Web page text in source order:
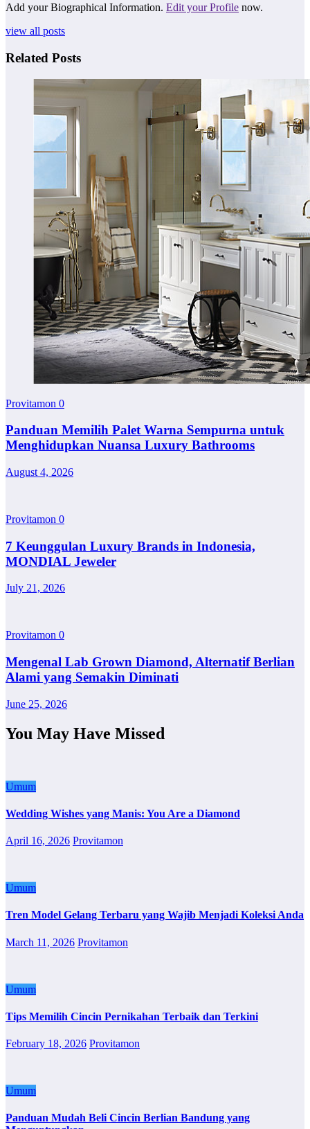
Add your Biographical Information. Edit your Profile now.
view all posts
Related Posts
Provitamon 0
Panduan Memilih Palet Warna Sempurna untuk
Menghidupkan Nuansa Luxury Bathrooms
August 4, 2026
Provitamon 0
7 Keunggulan Luxury Brands in Indonesia,
MONDIAL Jeweler
July 21, 2026
Provitamon 0
Mengenal Lab Grown Diamond, Alternatif Berlian
Alami yang Semakin Diminati
June 25, 2026
You May Have Missed
Umum
Wedding Wishes yang Manis: You Are a Diamond
April 16, 2026 Provitamon
Umum
Tren Model Gelang Terbaru yang Wajib Menjadi Koleksi Anda
March 11, 2026 Provitamon
Umum
Tips Memilih Cincin Pernikahan Terbaik dan Terkini
February 18, 2026 Provitamon
Umum
Panduan Mudah Beli Cincin Berlian Bandung yang